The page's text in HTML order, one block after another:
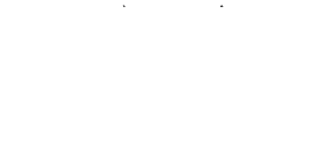
à tourner grâce aux